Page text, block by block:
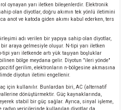
oynayan yarı iletken bileşenlerdir. Elektronik
olan diyotlar, doğru akımın tek yönlü iletimini
anot ve katoda giden akımı kabul ederken, ters
adı verilen bir yapıya sahip olan diyotlar,
araya gelmesiyle oluşur. N-tipi yarı iletken
yarı iletkende artı yük taşıyan boşluklar
bölge meydana gelir. Diyotun "ileri yönde"
gerilim, elektronların n-bölgesine akmasına
diyotun iletimi engellenir.
için kullanılır. Bunlardan biri, AC (alternatif
dönüştürmektir. Güç kaynaklarında,
stabil bir güç sağlar. Ayrıca, sinyal işleme,
radyo vericilerinde kullanılan diyotlar da